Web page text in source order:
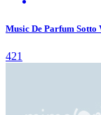
Music De Parfum Sotto
421